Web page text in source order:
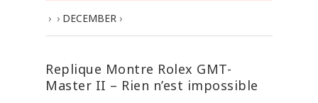
› › DECEMBER ›
Replique Montre Rolex GMT-
Master II – Rien n’est impossible